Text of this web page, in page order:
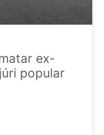
ex-
popular